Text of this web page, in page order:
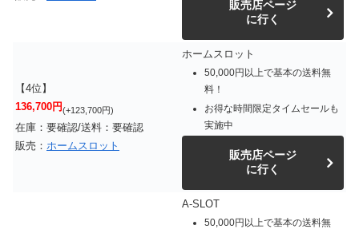
販売店ページ
に行く
【4位】
136,700円(+123,700円)
在庫：要確認/送料：要確認
販売： ホームスロット
ホームスロット
50,000円以上で基本の送料無
料！
お得な時間限定タイムセールも
実施中
販売店ページ
に行く
A-SLOT
50,000円以上で基本の送料無